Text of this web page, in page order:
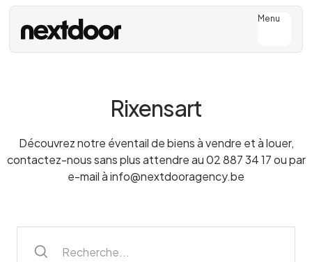
Menu
Rixensart
Découvrez notre éventail de biens à vendre et à louer,
contactez-nous sans plus attendre au02 887 34 17ou par
e-mail àinfo@nextdooragency.be